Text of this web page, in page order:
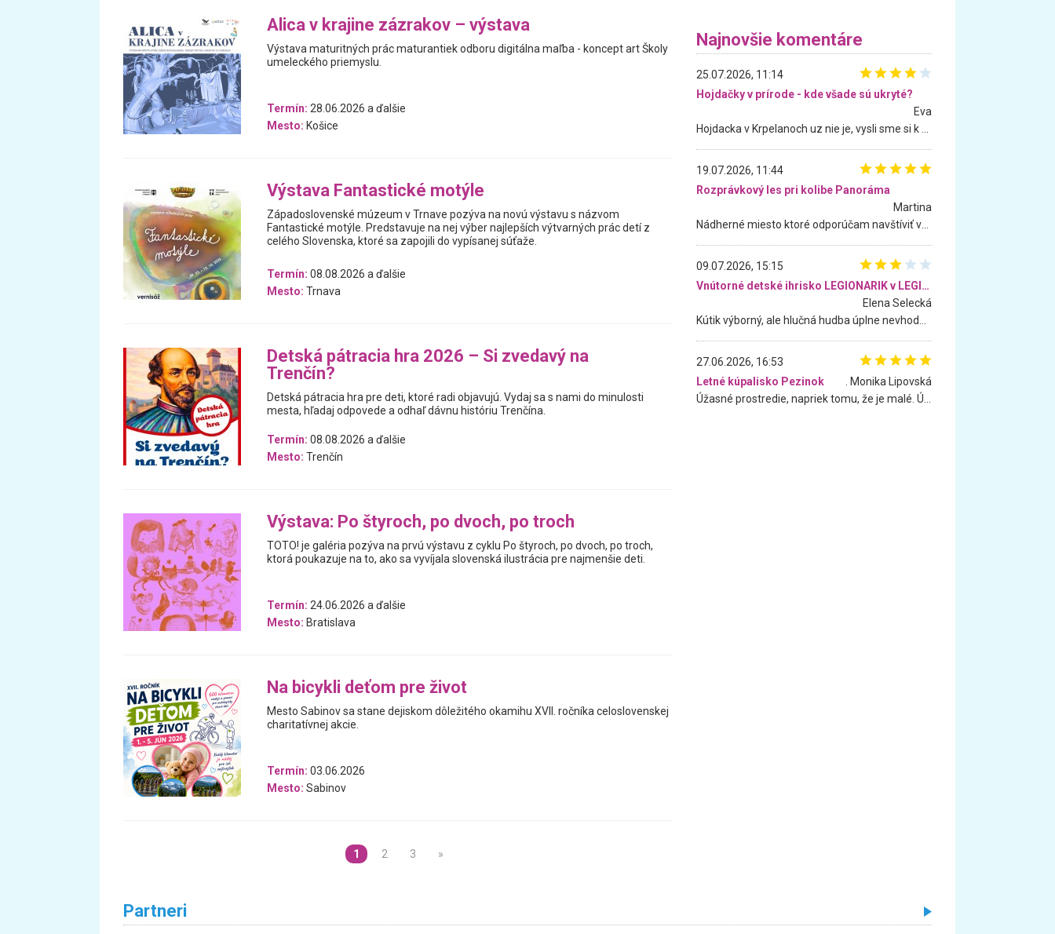
Alica v krajine zázrakov – výstava
Výstava maturitných prác maturantiek odboru digitálna maľba - koncept art Školy
umeleckého priemyslu.
Termín: 28.06.2026 a ďalšie
Mesto: Košice
Výstava Fantastické motýle
Západoslovenské múzeum v Trnave pozýva na novú výstavu s názvom
Fantastické motýle. Predstavuje na nej výber najlepších výtvarných prác detí z
celého Slovenska, ktoré sa zapojili do vypísanej súťaže.
Termín: 08.08.2026 a ďalšie
Mesto: Trnava
Detská pátracia hra 2026 – Si zvedavý na
Trenčín?
Detská pátracia hra pre deti, ktoré radi objavujú. Vydaj sa s nami do minulosti
mesta, hľadaj odpovede a odhaľ dávnu históriu Trenčína.
Termín: 08.08.2026 a ďalšie
Mesto: Trenčín
Výstava: Po štyroch, po dvoch, po troch
TOTO! je galéria pozýva na prvú výstavu z cyklu Po štyroch, po dvoch, po troch,
ktorá poukazuje na to, ako sa vyvíjala slovenská ilustrácia pre najmenšie deti.
Termín: 24.06.2026 a ďalšie
Mesto: Bratislava
Na bicykli deťom pre život
Mesto Sabinov sa stane dejiskom dôležitého okamihu XVII. ročníka celoslovenskej
charitatívnej akcie.
Termín: 03.06.2026
Mesto: Sabinov
1 2 3 »
Najnovšie komentáre
25.07.2026, 11:14
Hojdačky v prírode - kde všade sú ukryté?
Eva
19.07.2026, 11:44
Rozprávkový les pri kolibe Panoráma
Martina
09.07.2026, 15:15
Vnútorné detské ihrisko LEGIONARIK v LEGIA Fitness
Elena Selecká
27.06.2026, 16:53
Letné kúpalisko Pezinok
. Monika Lipovská
Partneri